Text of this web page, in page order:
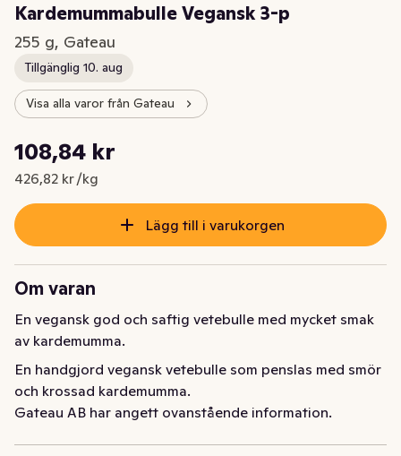
Kardemummabulle Vegansk 3-p
255 g, Gateau
Tillgänglig 10. aug
Visa alla varor från Gateau
Nuvarande pris är: 108,84 kr
108,84 kr
426,82 kr /kg
Styckpris: 426,82 kr /kg
Lägg till i varukorgen
Om varan
En vegansk god och saftig vetebulle med mycket smak
av kardemumma.
En handgjord vegansk vetebulle som penslas med smör
och krossad kardemumma.
Gateau AB har angett ovanstående information.